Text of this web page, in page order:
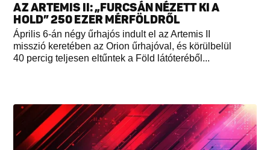
AZ ARTEMIS II: „FURCSÁN NÉZETT KI A
HOLD” 250 EZER MÉRFÖLDRŐL
Április 6-án négy űrhajós indult el az Artemis II
misszió keretében az Orion űrhajóval, és körülbelül
40 percig teljesen eltűntek a Föld látóteréből...